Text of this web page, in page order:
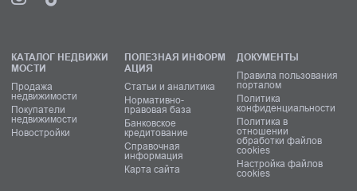
КАТАЛОГ НЕДВИЖИ
МОСТИ
Продажа
недвижимости
Покупатели
недвижимости
Новостройки
ПОЛЕЗНАЯ ИНФОРМ
АЦИЯ
Статьи и аналитика
Нормативно-
правовая база
Банковское
кредитование
Справочная
информация
Карта сайта
ДОКУМЕНТЫ
Правила пользования
порталом
Политика
конфиденциальности
Политика в
отношении
обработки файлов
cookies
Настройка файлов
cookies